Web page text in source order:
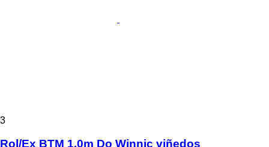
3
Rol/Ex BTM 1,0m Do Winnic viñedos